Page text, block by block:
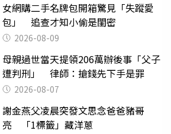
女網購二手名牌包開箱驚見「失蹤愛
包」 追查才知小偷是閨密
2026-08-09
母親過世當天提領206萬辦後事「父子
遭判刑」 律師：搶錢先下手是罪
2026-08-07
謝金燕父凌晨突發文思念爸爸豬哥
亮 「1標籤」藏洋蔥